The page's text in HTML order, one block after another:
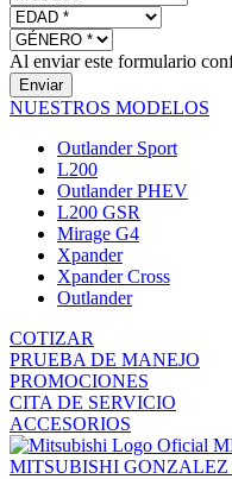
Al enviar este formulario
Enviar
NUESTROS MODELOS
Outlander Sport
L200
Outlander PHEV
L200 GSR
Mirage G4
Xpander
Xpander Cross
Outlander
COTIZAR
PRUEBA DE MANEJO
PROMOCIONES
CITA DE SERVICIO
ACCESORIOS
MITSUBISHI